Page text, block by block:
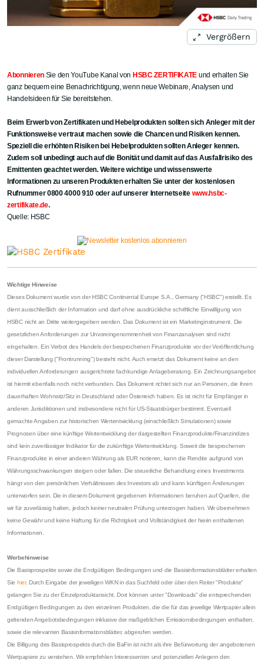
Vergrößern
Abonnieren Sie den YouTube Kanal von HSBC ZERTIFIKATE und erhalten Sie
ganz bequem eine Benachrichtigung, wenn neue Webinare, Analysen und
Handelsideen für Sie bereitstehen.
Beim Erwerb von Zertifikaten und Hebelprodukten sollten sich Anleger mit der
Funktionsweise vertraut machen sowie die Chancen und Risiken kennen.
Speziell die erhöhten Risiken bei Hebelprodukten sollten Anleger kennen.
Zudem soll unbedingt auch auf die Bonität und damit auf das Ausfallrisiko des
Emittenten geachtet werden. Weitere wichtige und wissenswerte
Informationen zu unseren Produkten erhalten Sie unter der kostenlosen
Rufnummer 0800 4000 910 oder auf unserer Internetseite www.hsbc-
zertifikate.de.
Quelle: HSBC
Wichtige Hinweise
Dieses Dokument wurde von der HSBC Continental Europe S.A., Germany ("HSBC") erstellt. Es
dient ausschließlich der Information und darf ohne ausdrückliche schriftliche Einwilligung von
HSBC nicht an Dritte weitergegeben werden. Das Dokument ist ein Marketinginstrument. Die
gesetzlichen Anforderungen zur Unvoreingenommenheit von Finanzanalysen sind nicht
eingehalten. Ein Verbot des Handels der besprochenen Finanzprodukte vor der Veröffentlichung
dieser Darstellung ("Frontrunning") besteht nicht. Auch ersetzt das Dokument keine an den
individuellen Anforderungen ausgerichtete fachkundige Anlageberatung. Ein Zeichnungsangebot
ist hiermit ebenfalls noch nicht verbunden. Das Dokument richtet sich nur an Personen, die ihren
dauerhaften Wohnsitz/Sitz in Deutschland oder Österreich haben. Es ist nicht für Empfänger in
anderen Jurisdiktionen und insbesondere nicht für US-Staatsbürger bestimmt. Eventuell
gemachte Angaben zur historischen Wertentwicklung (einschließlich Simulationen) sowie
Prognosen über eine künftige Wertentwicklung der dargestellten Finanzprodukte/Finanzindizes
sind kein zuverlässiger Indikator für die zukünftige Wertentwicklung. Soweit die besprochenen
Finanzprodukte in einer anderen Währung als EUR notieren, kann die Rendite aufgrund von
Währungsschwankungen steigen oder fallen. Die steuerliche Behandlung eines Investments
hängt von den persönlichen Verhältnissen des Investors ab und kann künftigen Änderungen
unterworfen sein. Die in diesem Dokument gegebenen Informationen beruhen auf Quellen, die
wir für zuverlässig halten, jedoch keiner neutralen Prüfung unterzogen haben. Wir übernehmen
keine Gewähr und keine Haftung für die Richtigkeit und Vollständigkeit der hierin enthaltenen
Informationen.
Werbehinweise
Die Basisprospekte sowie die Endgültigen Bedingungen und die Basisinformationsblätter erhalten
Sie hier. Durch Eingabe der jeweiligen WKN in das Suchfeld oder über den Reiter "Produkte"
gelangen Sie zu der Einzelproduktansicht. Dort können unter "Downloads" die entsprechenden
Endgültigen Bedingungen zu den einzelnen Produkten, die die für das jeweilige Wertpapier allein
geltenden Angebotsbedingungen inklusive der maßgeblichen Emissionsbedingungen enthalten,
sowie die relevanten Basisinformationsblätter, abgerufen werden.
Die Billigung des Basisprospekts durch die BaFin ist nicht als ihre Befürwortung der angebotenen
Wertpapiere zu verstehen. Wir empfehlen Interessenten und potenziellen Anlegern den